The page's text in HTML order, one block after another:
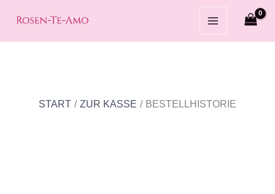
Inhalt
springen
START ZUR KASSE BESTELLHISTORIE